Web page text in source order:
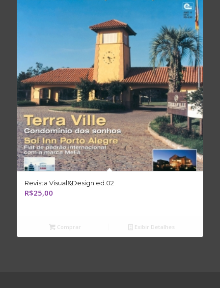
Revista Visual&Design ed.02
R$25,00
Comprar Exibir Detalhes